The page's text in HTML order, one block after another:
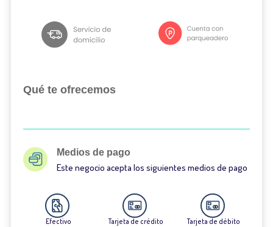
Qué te ofrecemos
Medios de pago
Este negocio acepta los siguientes medios de pago
Efectivo Tarjeta de crédito Tarjeta de débito